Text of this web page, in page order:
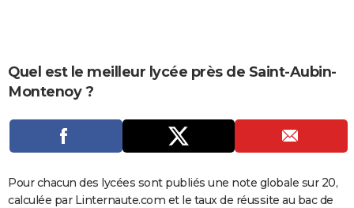
Carte de Noël
Carte Bonne année
Carte Saint-Valentin
Carte Pâques
Carte d'anniversaire
DICTIONNAIRE
Dictionnaire
Biographies
Citations
Expressions
Proverbes
PROGRAMME TV
COPAINS D'AVANT
S'inscrire
Se connecter
Lycées
Collèges
Primaires
Universités
Entreprises
Service militaire
Avis de recherche
AVIS DE DÉCÈS
Quel est le meilleur lycée près de Saint-Aubin-
Montenoy ?
Pour chacun des lycées sont publiés une note globale sur 20,
calculée par Linternaute.com et le taux de réussite au bac de